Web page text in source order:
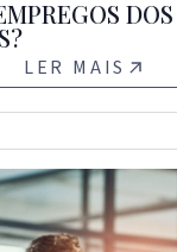
DOS
LER MAIS